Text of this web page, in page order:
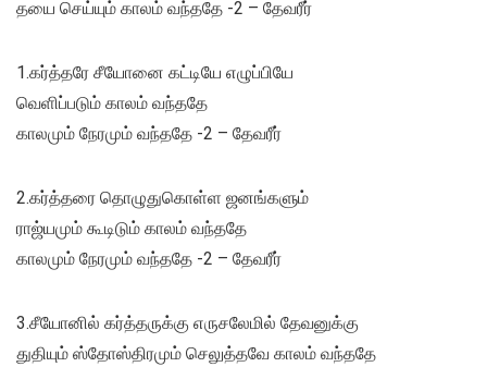
தயை செய்யும் காலம் வந்ததே -2 – தேவரீர்
1.கர்த்தரே சீயோனை கட்டியே எழுப்பியே
வெளிப்படும் காலம் வந்ததே
காலமும் நேரமும் வந்ததே -2 – தேவரீர்
2.கர்த்தரை தொழுதுகொள்ள ஜனங்களும்
ராஜ்யமும் கூடிடும் காலம் வந்ததே
காலமும் நேரமும் வந்ததே -2 – தேவரீர்
3.சீயோனில் கர்த்தருக்கு எருசலேமில் தேவனுக்கு
துதியும் ஸ்தோஸ்திரமும் செலுத்தவே காலம் வந்ததே